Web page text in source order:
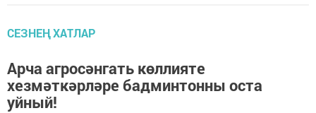
СЕЗНЕҢ ХАТЛАР
Арча агросәнгать көллияте
хезмәткәрләре бадминтонны оста
уйный!